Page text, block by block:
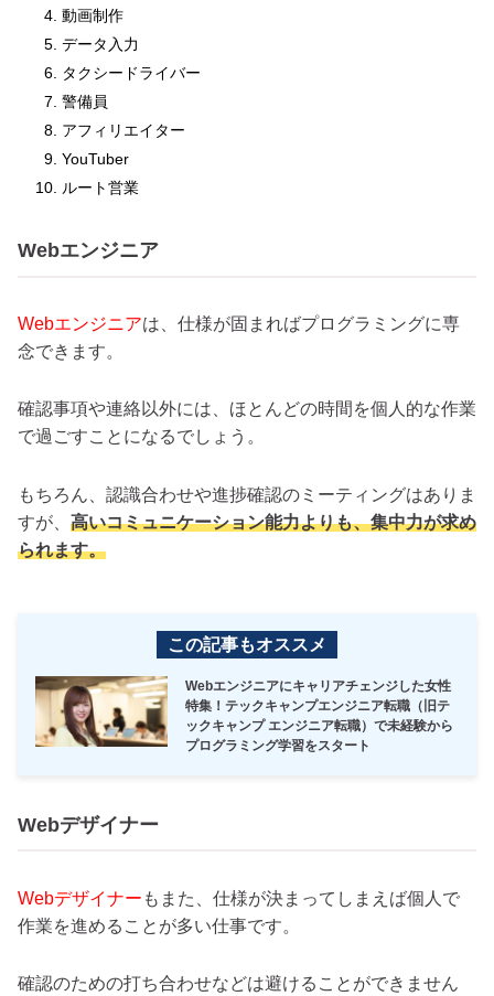
動画制作
データ入力
タクシードライバー
警備員
アフィリエイター
YouTuber
ルート営業
Webエンジニア
Webエンジニアは、仕様が固まればプログラミングに専
念できます。
確認事項や連絡以外には、ほとんどの時間を個人的な作業
で過ごすことになるでしょう。
もちろん、認識合わせや進捗確認のミーティングはありま
すが、 高いコミュニケーション能力よりも、集中力が求め
られます。
この記事もオススメ
Webエンジニアにキャリアチェンジした女性
特集！テックキャンプエンジニア転職（旧テ
ックキャンプ エンジニア転職）で未経験から
プログラミング学習をスタート
Webデザイナー
Webデザイナー もまた、仕様が決まってしまえば個人で
作業を進めることが多い仕事です。
確認のための打ち合わせなどは避けることができません